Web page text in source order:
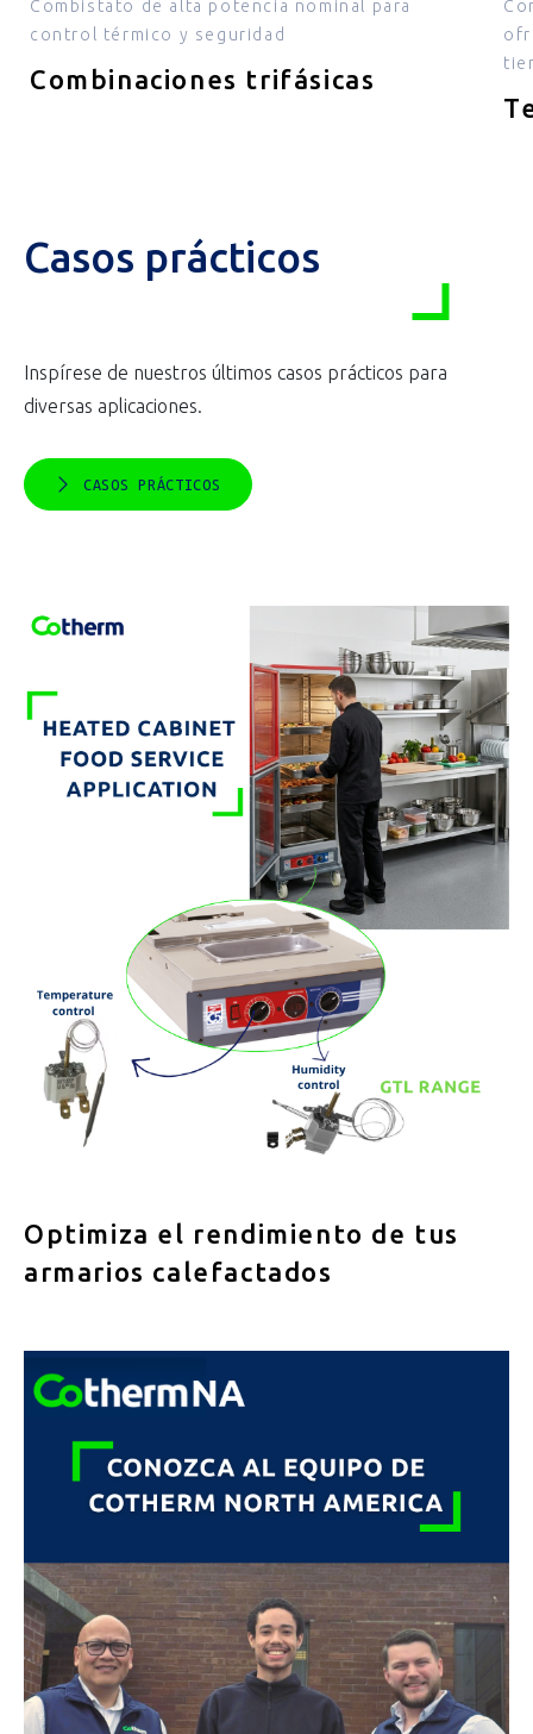
Combistato de alta potencia nominal para
control térmico y seguridad
Combinaciones trifásicas
Casos prácticos
Inspírese de nuestros últimos casos prácticos para
diversas aplicaciones.
CASOS PRÁCTICOS
Optimiza el rendimiento de tus
armarios calefactados